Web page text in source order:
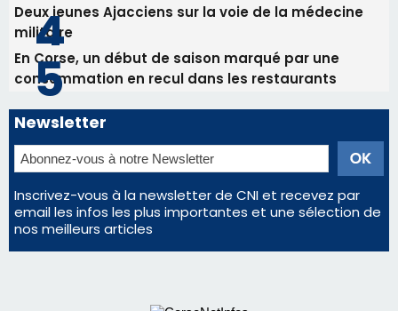
Deux jeunes Ajacciens sur la voie de la médecine
militaire
En Corse, un début de saison marqué par une
consommation en recul dans les restaurants
Newsletter
Inscrivez-vous à la newsletter de CNI et recevez par
email les infos les plus importantes et une sélection de
nos meilleurs articles